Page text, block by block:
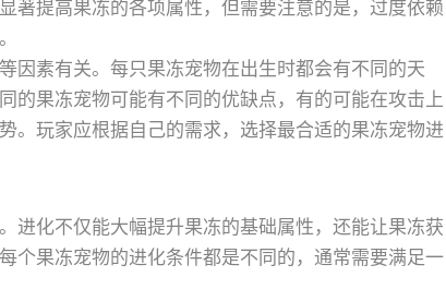
著提高果冻的各项属性，但需要注意的是，过度依赖
因素有关。每只果冻宠物在出生时都会有不同的天
的果冻宠物可能有不同的优缺点，有的可能在攻击上
。玩家应根据自己的需求，选择最合适的果冻宠物进
进化不仅能大幅提升果冻的基础属性，还能让果冻获
个果冻宠物的进化条件都是不同的，通常需要满足一